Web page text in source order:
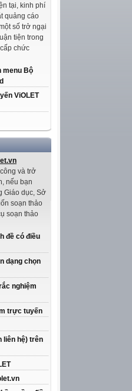
tại, kinh phí
quảng cáo
số trở ngại
tiện trong
chức
menu Bộ
ViOLET
và trở
nếu bạn
Giáo dục, Sở
soạn thảo
soạn thảo
đề có điều
dạng chọn
nghiệm
trực tuyến
liên hệ) trên